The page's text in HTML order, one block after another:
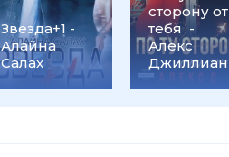
Звезда+1 -
Алайна
Салах
сторону от
тебя -
Алекс
Джиллиан